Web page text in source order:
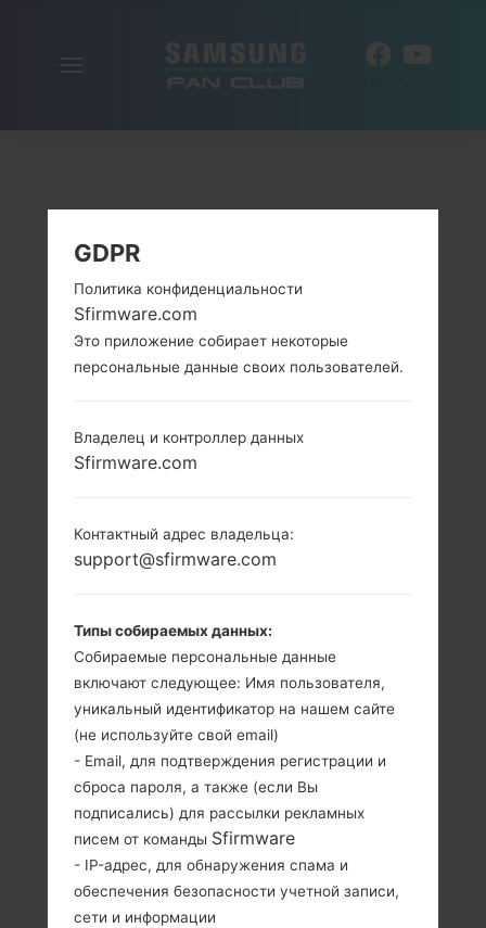
GDPR
Политика конфиденциальности
Sfirmware.com
Это приложение собирает некоторые
персональные данные своих пользователей.
Владелец и контроллер данных
Sfirmware.com
Контактный адрес владельца:
support@sfirmware.com
Типы собираемых данных:
Собираемые персональные данные
включают следующее: Имя пользователя,
уникальный идентификатор на нашем сайте
(не используйте свой email)
- Email, для подтверждения регистрации и
сброса пароля, а также (если Вы
подписались) для рассылки рекламных
писем от команды Sfirmware
- IP-адрес, для обнаружения спама и
обеспечения безопасности учетной записи,
сети и информации